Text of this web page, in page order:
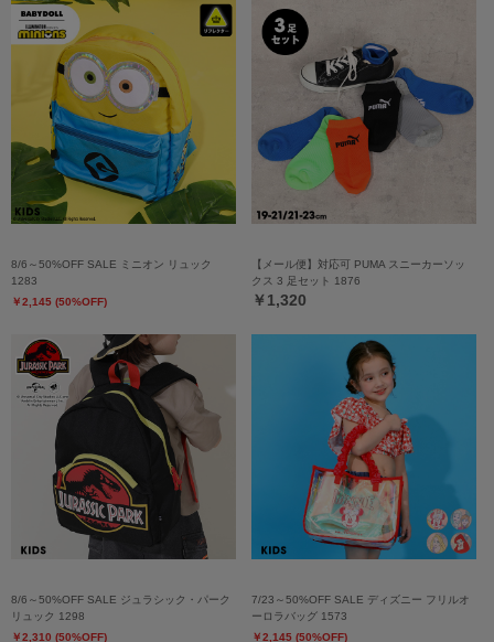
8/6～50%OFF SALE ミニオン リュック
1283
￥2,145 (50%OFF)
【メール便】対応可 PUMA スニーカーソッ
クス 3 足セット 1876
￥1,320
8/6～50%OFF SALE ジュラシック・パーク
リュック 1298
￥2,310 (50%OFF)
7/23～50%OFF SALE ディズニー フリルオ
ーロラバッグ 1573
￥2,145 (50%OFF)